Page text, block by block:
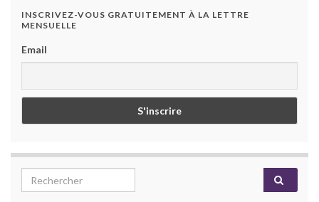
INSCRIVEZ-VOUS GRATUITEMENT À LA LETTRE
MENSUELLE
Email
Search for: